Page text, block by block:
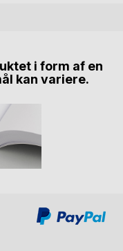
i form af en
kan variere.